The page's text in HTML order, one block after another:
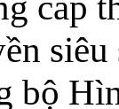
bộ